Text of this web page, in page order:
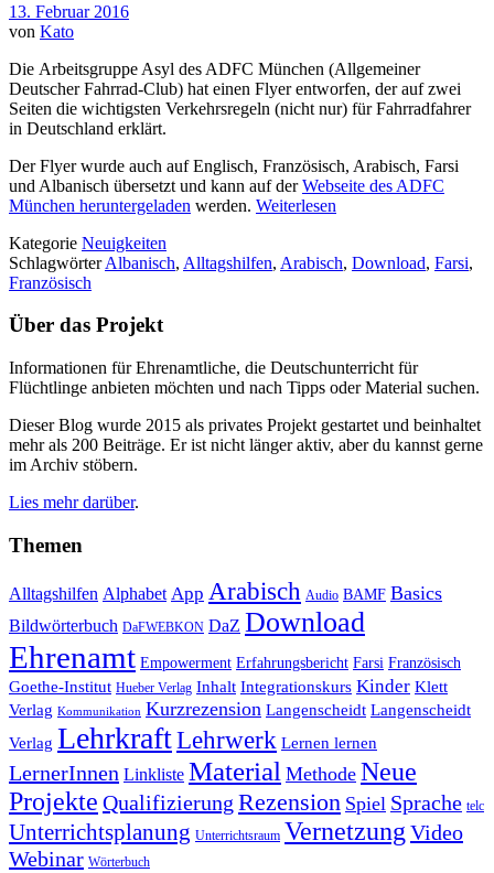
13. Februar 2016
von Kato
Die Arbeitsgruppe Asyl des ADFC München (Allgemeiner
Deutscher Fahrrad-Club) hat einen Flyer entworfen, der auf zwei
Seiten die wichtigsten Verkehrsregeln (nicht nur) für Fahrradfahrer
in Deutschland erklärt.
Der Flyer wurde auch auf Englisch, Französisch, Arabisch, Farsi
und Albanisch übersetzt und kann auf derWebseite des ADFC
München heruntergeladen werden. Weiterlesen
Kategorie Neuigkeiten
SchlagwörterAlbanisch, Alltagshilfen, Arabisch, Download, Farsi,
Französisch
Über das Projekt
Informationen für Ehrenamtliche, die Deutschunterricht für
Flüchtlinge anbieten möchten und nach Tipps oder Material suchen.
Dieser Blog wurde 2015 als privates Projekt gestartet und beinhaltet
mehr als 200 Beiträge. Er ist nicht länger aktiv, aber du kannst gerne
im Archiv stöbern.
Lies mehr darüber.
Themen
Alltagshilfen Alphabet App Arabisch Audio BAMF Basics
Bildwörterbuch DaFWEBKON DaZ Download
Ehrenamt Empowerment Erfahrungsbericht Farsi Französisch
Goethe-Institut Hueber Verlag Inhalt Integrationskurs Kinder Klett
Verlag Kommunikation Kurzrezension Langenscheidt Langenscheidt
Verlag LehrkraftLehrwerk Lernen lernen
LernerInnen Linkliste Material Methode Neue
Projekte Qualifizierung Rezension Spiel Sprache telc
Unterrichtsplanung Unterrichtsraum VernetzungVideo
Webinar Wörterbuch